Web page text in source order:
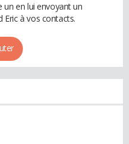
un en lui envoyant un
Eric à vos contacts.